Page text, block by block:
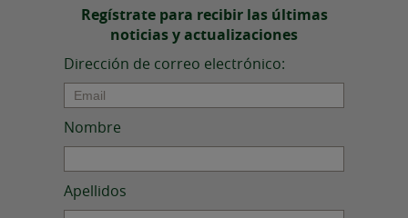
Regístrate para recibir las últimas
noticias y actualizaciones
Dirección de correo electrónico:
Nombre
Apellidos